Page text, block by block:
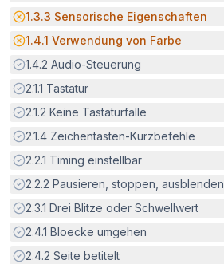
Potenzielle Barriere:
1.3.3 Sensorische Eigenschaften
Potenzielle Barriere:
1.4.1 Verwendung von Farbe
Erfüllt:
1.4.2 Audio-Steuerung
Erfüllt:
2.1.1 Tastatur
Erfüllt:
2.1.2 Keine Tastaturfalle
Erfüllt:
2.1.4 Zeichentasten-Kurzbefehle
Erfüllt:
2.2.1 Timing einstellbar
Erfüllt:
2.2.2 Pausieren, stoppen, ausblenden
Erfüllt:
2.3.1 Drei Blitze oder Schwellwert
Erfüllt:
2.4.1 Bloecke umgehen
Erfüllt:
2.4.2 Seite betitelt